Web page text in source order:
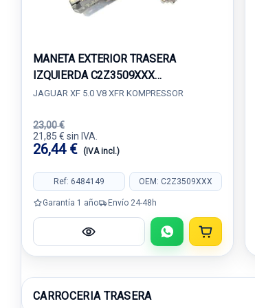
MANETA EXTERIOR TRASERA
IZQUIERDA C2Z3509XXX
8X2322400ABW
JAGUAR XF 5.0 V8 XFR KOMPRESSOR
23,00 €
21,85 € sin IVA.
26,44 € (IVA incl.)
Ref: 6484149 OEM: C2Z3509XXX
Garantía 1 año Envío 24-48h
CARROCERIA TRASERA